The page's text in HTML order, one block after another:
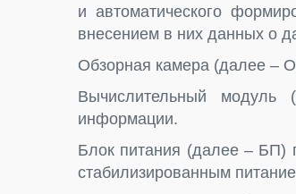
и автоматического
внесением в них данных о
Обзорная камера (далее –
Вычислительный
информации.
Блок питания (далее – БП)
стабилизированным